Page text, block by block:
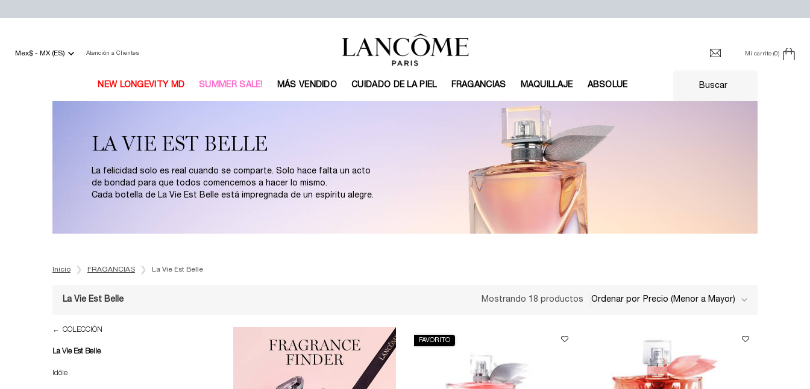
Mex$ - MX (ES) Atención a Clientes Mi carrito 0
0 producto en el carrito
NEW LONGEVITY MD SUMMER SALE! MÁS VENDIDO CUIDADO DE LA PIEL FRAGANCIAS MAQUILLAJE ABSOLUE Buscar
LA VIE EST BELLE
La felicidad solo es real cuando se comparte. Solo hace falta un acto
de bondad para que todos comencemos a hacer lo mismo.
Cada botella de La Vie Est Belle está impregnada de un espíritu alegre.
Inicio FRAGANCIAS La Vie Est Belle
La Vie Est Belle Mostrando 18 productos Ordenar por
Refinements menu
La Vie Est Belle
COLECCIÓN
La Vie Est Belle
Idôle
FAVORITO